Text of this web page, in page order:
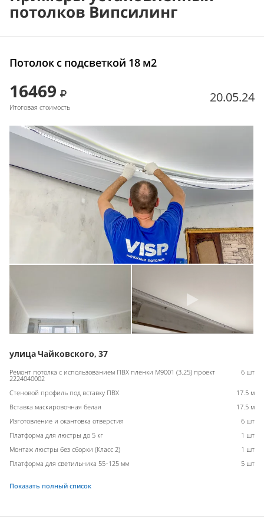
потолков Випсилинг
Потолок с подсветкой 18 м2
16469
Итоговая стоимость
20.05.24
улица Чайковского, 37
Ремонт потолка с использованием ПВХ пленки M9001 (3.25) проект
2224040002
6 шт
Стеновой профиль под вставку ПВХ
17.5 м
Вставка маскировочная белая
17.5 м
Изготовление и окантовка отверстия
6 шт
Платформа для люстры до 5 кг
1 шт
Монтаж люстры без сборки (Класс 2)
1 шт
Платформа для светильника 55-125 мм
5 шт
Показать полный список